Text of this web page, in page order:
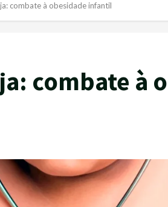
combate à obesidade infantil
combate à